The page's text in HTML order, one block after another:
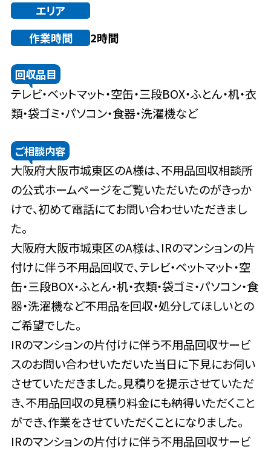
対応エリア
よくある質問
エリア
作業時間
2時間
回収品目
テレビ・ベットマット・空缶・三段BOX・ふとん・机・衣
類・袋ゴミ・パソコン・食器・洗濯機など
ご相談内容
大阪府大阪市城東区のA様は、不用品回収相談所
の公式ホームページをご覧いただいたのがきっか
けで、初めて電話にてお問い合わせいただきまし
た。
大阪府大阪市城東区のA様は、IRのマンションの片
付けに伴う不用品回収で、テレビ・ベットマット・空
缶・三段BOX・ふとん・机・衣類・袋ゴミ・パソコン・食
器・洗濯機など不用品を回収・処分してほしいとの
ご希望でした。
IRのマンションの片付けに伴う不用品回収サービ
スのお問い合わせいただいた当日に下見にお伺い
させていただきました。見積りを提示させていただ
き、不用品回収の見積り料金にも納得いただくこと
ができ、作業をさせていただくことになりました。
IRのマンションの片付けに伴う不用品回収サービ